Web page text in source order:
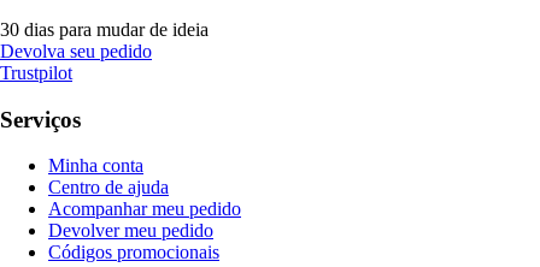
30 dias para mudar de ideia
Devolva seu pedido
Trustpilot
Serviços
Minha conta
Centro de ajuda
Acompanhar meu pedido
Devolver meu pedido
Códigos promocionais